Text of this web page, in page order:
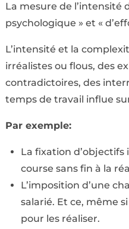
La mesure de l’intensité
psychologique » et «
L’intensité et la
irréalistes ou flous, des
contradictoires, des
temps de travail influe
Par exemple:
La fixation
course sans fin à la
L’imposition d’une
salarié. Et ce, même
pour les réaliser.